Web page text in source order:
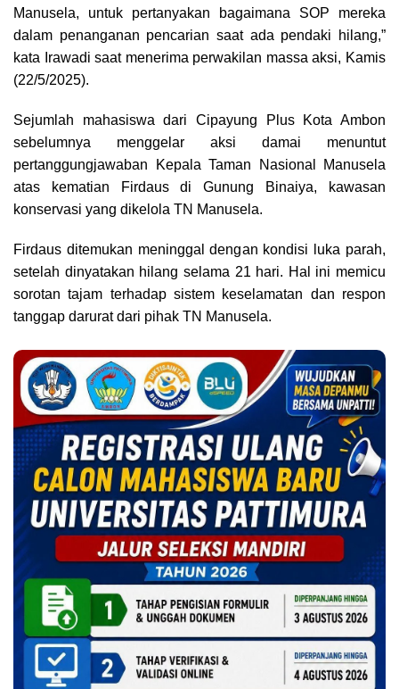
Manusela, untuk pertanyakan bagaimana SOP mereka
dalam penanganan pencarian saat ada pendaki hilang,”
kata Irawadi saat menerima perwakilan massa aksi, Kamis
(22/5/2025).
Sejumlah mahasiswa dari Cipayung Plus Kota Ambon
sebelumnya menggelar aksi damai menuntut
pertanggungjawaban Kepala Taman Nasional Manusela
atas kematian Firdaus di Gunung Binaiya, kawasan
konservasi yang dikelola TN Manusela.
Firdaus ditemukan meninggal dengan kondisi luka parah,
setelah dinyatakan hilang selama 21 hari. Hal ini memicu
sorotan tajam terhadap sistem keselamatan dan respon
tanggap darurat dari pihak TN Manusela.